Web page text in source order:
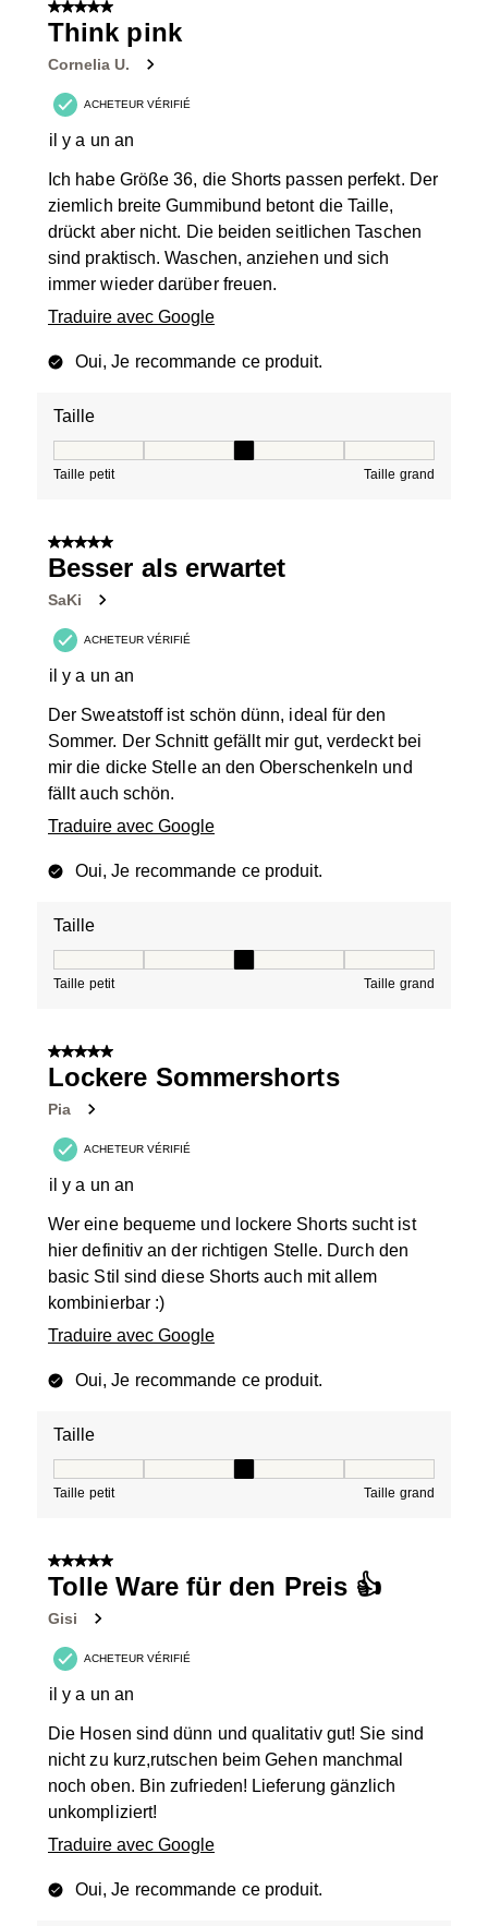
avis.
5 sur 5 étoiles.
Think pink
Cornelia U.
ACHETEUR VÉRIFIÉ
il y a un an
Ich habe Größe 36, die Shorts passen perfekt. Der
ziemlich breite Gummibund betont die Taille,
drückt aber nicht. Die beiden seitlichen Taschen
sind praktisch. Waschen, anziehen und sich
immer wieder darüber freuen.
Traduire avec Google
Oui, Je recommande ce produit.
Taille
Taille petit Taille grand
5 sur 5 étoiles.
Besser als erwartet
SaKi
ACHETEUR VÉRIFIÉ
il y a un an
Der Sweatstoff ist schön dünn, ideal für den
Sommer. Der Schnitt gefällt mir gut, verdeckt bei
mir die dicke Stelle an den Oberschenkeln und
fällt auch schön.
Traduire avec Google
Oui, Je recommande ce produit.
Taille
Taille petit Taille grand
5 sur 5 étoiles.
Lockere Sommershorts
Pia
ACHETEUR VÉRIFIÉ
il y a un an
Wer eine bequeme und lockere Shorts sucht ist
hier definitiv an der richtigen Stelle. Durch den
basic Stil sind diese Shorts auch mit allem
kombinierbar :)
Traduire avec Google
Oui, Je recommande ce produit.
Taille
Taille petit Taille grand
5 sur 5 étoiles.
Tolle Ware für den Preis 👍
Gisi
ACHETEUR VÉRIFIÉ
il y a un an
Die Hosen sind dünn und qualitativ gut! Sie sind
nicht zu kurz,rutschen beim Gehen manchmal
noch oben. Bin zufrieden! Lieferung gänzlich
unkompliziert!
Traduire avec Google
Oui, Je recommande ce produit.